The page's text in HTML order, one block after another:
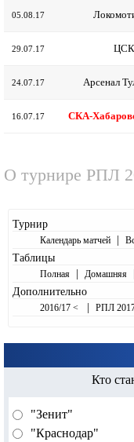
05.08.17
29.07.17
24.07.17 Арсенал
16.07.17 СКА-
О турнире РПЛ
Турнир
Календарь матчей |
Таблицы
Полная | Домашняя
Дополнительно
2016/17 < | РПЛ
Кто
"Зенит"
"Краснодар"